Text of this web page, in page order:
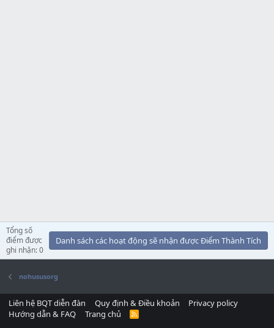
Tổng số
điểm được
ghi nhận: 0
Danh sách các hoạt động sẽ nhận được Điểm Thành Tích
nohususorg
Liên hệ BQT diễn đàn Quy định & Điều khoản
Privacy policy
Hướng dẫn & FAQ
Trang chủ
R